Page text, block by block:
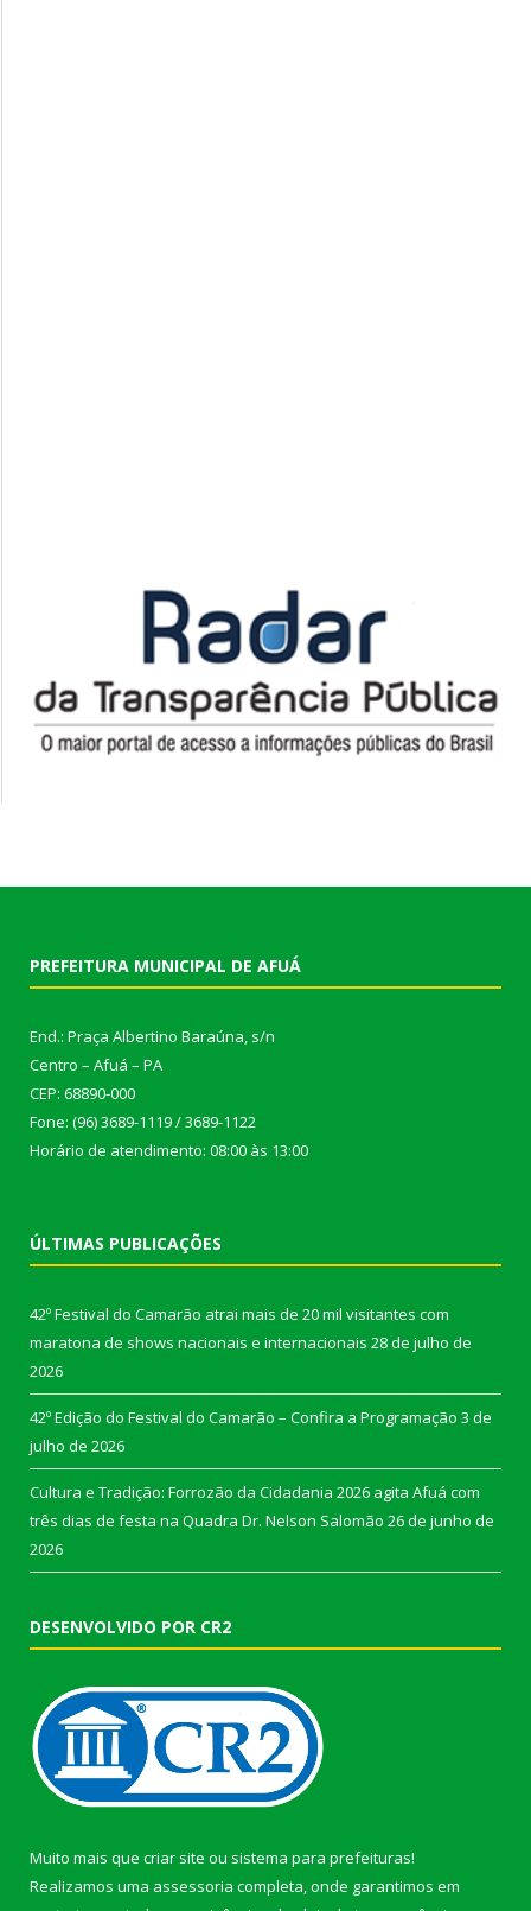
PREFEITURA MUNICIPAL DE AFUÁ
End.: Praça Albertino Baraúna, s/n
Centro – Afuá – PA
CEP: 68890-000
Fone: (96) 3689-1119 / 3689-1122
Horário de atendimento: 08:00 às 13:00
ÚLTIMAS PUBLICAÇÕES
42º Festival do Camarão atrai mais de 20 mil visitantes com
maratona de shows nacionais e internacionais 28 de julho de
2026
42º Edição do Festival do Camarão – Confira a Programação 3 de
julho de 2026
Cultura e Tradição: Forrozão da Cidadania 2026 agita Afuá com
três dias de festa na Quadra Dr. Nelson Salomão 26 de junho de
2026
DESENVOLVIDO POR CR2
Muito mais que criar site ou sistema para prefeituras!
Realizamos uma assessoria completa, onde garantimos em